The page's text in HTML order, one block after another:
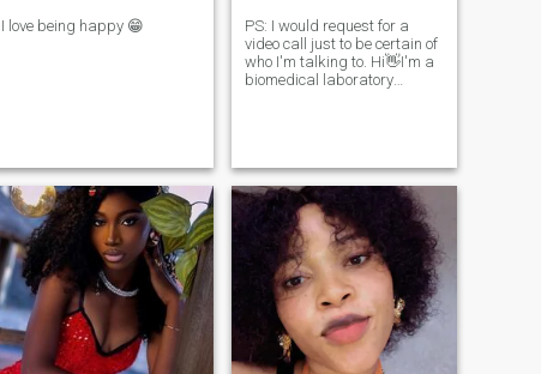
I love being happy 😁
PS: I would request for a
video call just to be certain of
who I'm talking to. Hi👋I'm a
biomedical laboratory